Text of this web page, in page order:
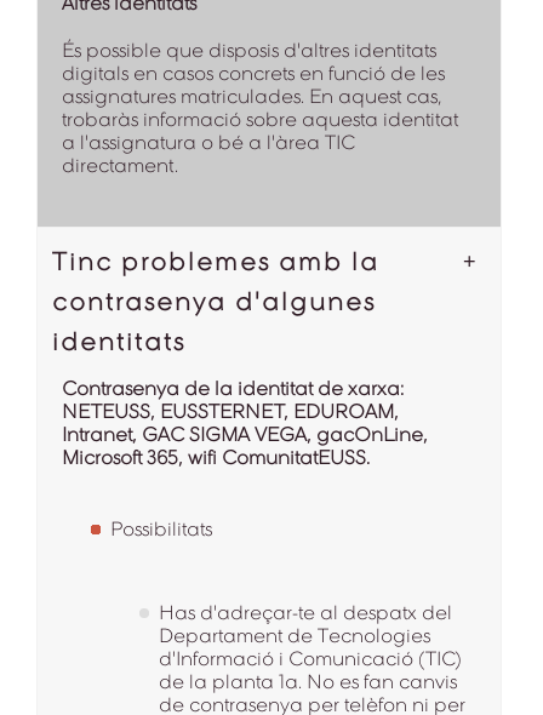
És possible que disposis d'altres identitats
digitals en casos concrets en funció de les
assignatures matriculades. En aquest cas,
trobaràs informació sobre aquesta identitat
a l'assignatura o bé a l'àrea TIC
directament.
Tinc problemes amb la
contrasenya d'algunes
identitats
Contrasenya de la identitat de xarxa:
NETEUSS, EUSSTERNET, EDUROAM,
Intranet, GAC SIGMA VEGA, gacOnLine,
Microsoft 365, wifi ComunitatEUSS.
Possibilitats
Has d'adreçar-te al despatx del
Departament de Tecnologies
d'Informació i Comunicació (TIC)
de la planta 1a. No es fan canvis
de contrasenya per telèfon ni per